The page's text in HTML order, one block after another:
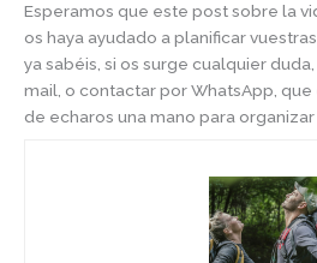
Esperamos que este post sobre la
os haya ayudado a planificar
ya sabéis, si os surge cualquier
mail, o contactar por WhatsApp,
de echaros una mano para